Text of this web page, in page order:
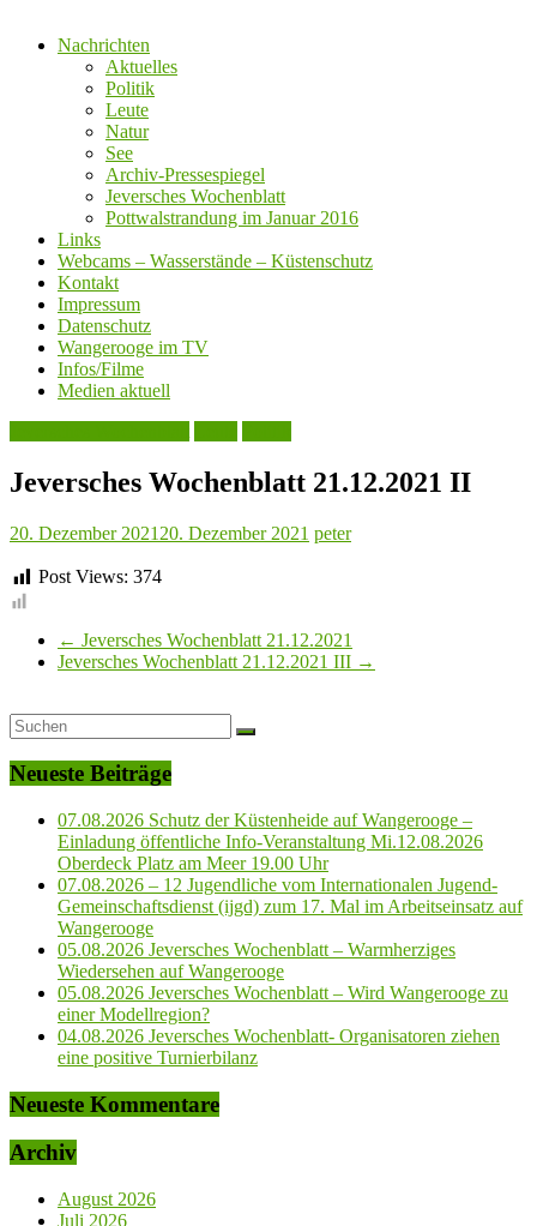
Nachrichten
Aktuelles
Politik
Leute
Natur
See
Archiv-Pressespiegel
Jeversches Wochenblatt
Pottwalstrandung im Januar 2016
Links
Webcams – Wasserstände – Küstenschutz
Kontakt
Impressum
Datenschutz
Wangerooge im TV
Infos/Filme
Medien aktuell
Jeversches Wochenblatt 21.12.2021 II
20. Dezember 2021 20. Dezember 2021 peter
Post Views: 374
← Jeversches Wochenblatt 21.12.2021
Jeversches Wochenblatt 21.12.2021 III →
Neueste Beiträge
07.08.2026 Schutz der Küstenheide auf Wangerooge –
Einladung öffentliche Info-Veranstaltung Mi.12.08.2026
Oberdeck Platz am Meer 19.00 Uhr
07.08.2026 – 12 Jugendliche vom Internationalen Jugend-
Gemeinschaftsdienst (ijgd) zum 17. Mal im Arbeitseinsatz auf
Wangerooge
05.08.2026 Jeversches Wochenblatt – Warmherziges
Wiedersehen auf Wangerooge
05.08.2026 Jeversches Wochenblatt – Wird Wangerooge zu
einer Modellregion?
04.08.2026 Jeversches Wochenblatt- Organisatoren ziehen
eine positive Turnierbilanz
Neueste Kommentare
Archiv
August 2026
Juli 2026